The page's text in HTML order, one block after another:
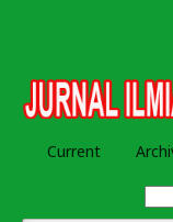
Current